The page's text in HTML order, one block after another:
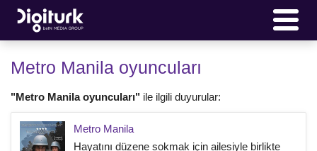
Metro Manila oyuncuları
"Metro Manila oyuncuları" ile ilgili duyurular:
Metro Manila
Hayatını düzene sokmak için ailesiyle birlikte